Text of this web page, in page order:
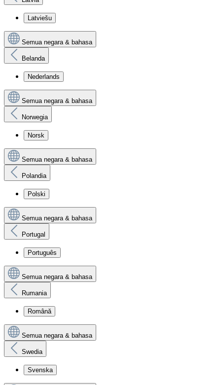
Latviešu
Semua negara & bahasa
Belanda
Nederlands
Semua negara & bahasa
Norwegia
Norsk
Semua negara & bahasa
Polandia
Polski
Semua negara & bahasa
Portugal
Português
Semua negara & bahasa
Rumania
Română
Semua negara & bahasa
Swedia
Svenska